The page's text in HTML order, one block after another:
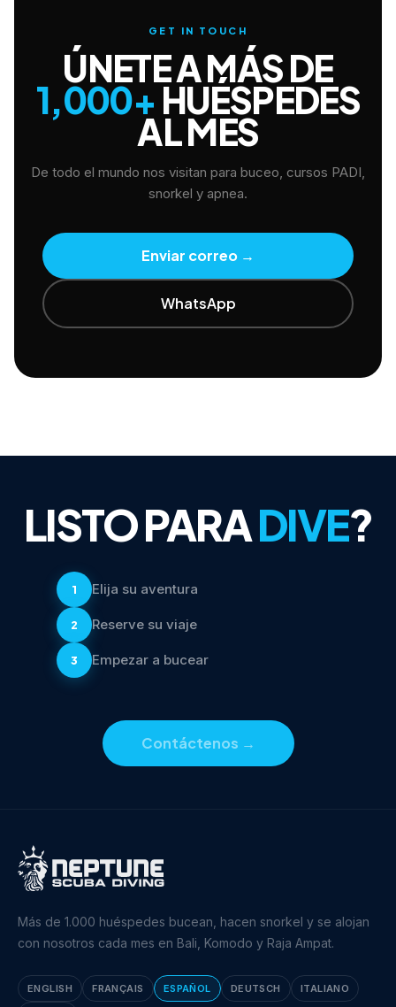
GET IN TOUCH
ÚNETE A MÁS DE
1,000+ HUÉSPEDES
AL MES
De todo el mundo nos visitan para buceo, cursos PADI,
snorkel y apnea.
Enviar correo →
WhatsApp
LISTO PARADIVE?
1 Elija su aventura
2 Reserve su viaje
3 Empezar a bucear
Contáctenos →
Más de 1.000 huéspedes bucean, hacen snorkel y se alojan
con nosotros cada mes en Bali, Komodo y Raja Ampat.
ENGLISH FRANÇAIS ESPAÑOL DEUTSCH ITALIANO